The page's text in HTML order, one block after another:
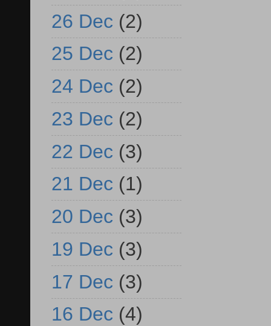
26 Dec (2)
25 Dec (2)
24 Dec (2)
23 Dec (2)
22 Dec (3)
21 Dec (1)
20 Dec (3)
19 Dec (3)
17 Dec (3)
16 Dec (4)